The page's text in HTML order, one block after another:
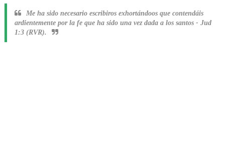
Me ha sido necesario escribiros exhortándoos que contendáis
ardientemente por la fe que ha sido una vez dada a los santos - Jud
1:3 (RVR).